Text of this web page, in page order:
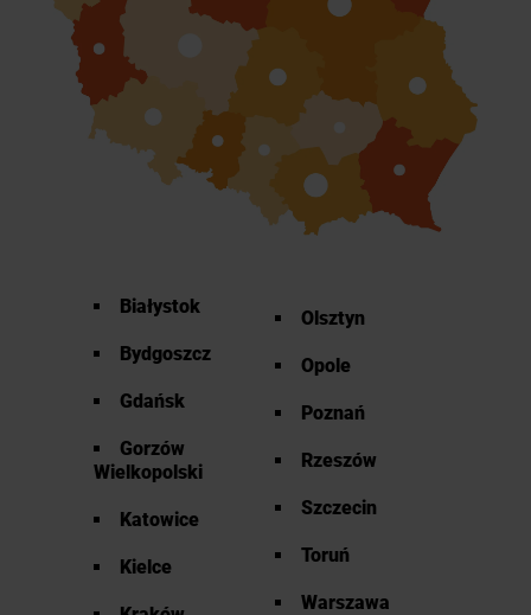
Białystok
Bydgoszcz
Gdańsk
Gorzów
Wielkopolski
Katowice
Kielce
Olsztyn
Opole
Poznań
Rzeszów
Szczecin
Toruń
Warszawa